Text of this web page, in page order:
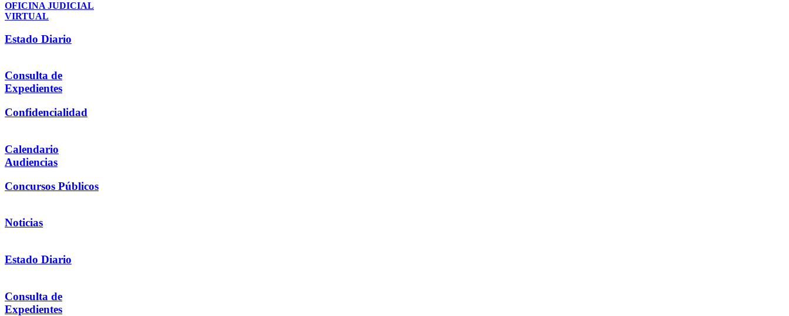
OFICINA JUDICIAL
VIRTUAL
Estado Diario
Consulta de
Expedientes
Confidencialidad
Calendario
Audiencias
Concursos Públicos
Noticias
Estado Diario
Consulta de
Expedientes